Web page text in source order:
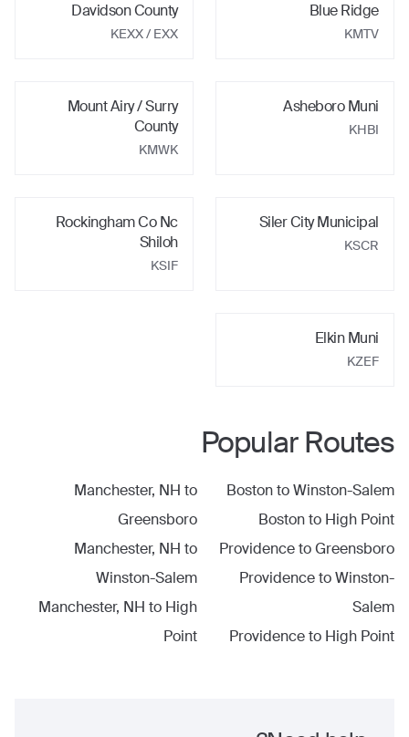
Blue Ridge
KMTV
Davidson County
KEXX/ EXX
Asheboro Muni
KHBI
Mount Airy / Surry
County
KMWK
Siler City Municipal
KSCR
Rockingham Co Nc
Shiloh
KSIF
Elkin Muni
KZEF
Popular Routes
BostontoWinston-Salem
Bostonto High Point
ProvidencetoGreensboro
ProvidencetoWinston-
Salem
Providenceto High Point
Manchester, NH to
Greensboro
Manchester, NH to
Winston-Salem
Manchester, NH to High
Point